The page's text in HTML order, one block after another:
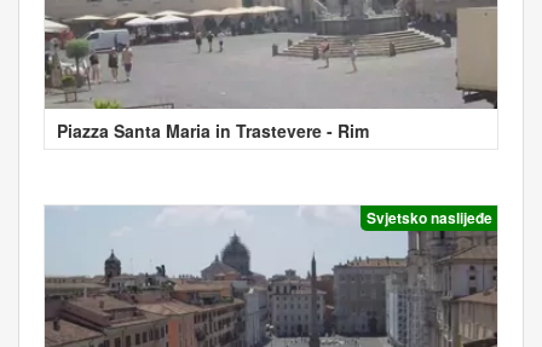
Piazza Santa Maria in Trastevere - Rim
Svjetsko naslijeđe